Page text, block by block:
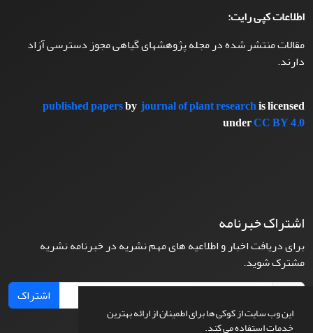
این وب سایت از کوکی ها برای اطمینان از ارائه بهترین
خدمات استفاده می کند.
اطلاعات کپی رایت:
مقالات منتشر شده در مجله پژوهشهای گیاهی مجوز دسترسی آزاد
دارند.
published papersbyjournal of plant researchis licensed
underCC BY 4.0
اشتراک خبرنامه
برای دریافت اخبار و اطلاعیه های مهم نشریه در خبرنامه نشریه
مشترک شوید.
اشتراک